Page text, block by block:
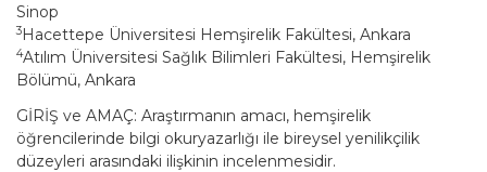
Sinop
3Hacettepe Üniversitesi Hemşirelik Fakültesi, Ankara
4Atılım Üniversitesi Sağlık Bilimleri Fakültesi, Hemşirelik
Bölümü, Ankara
GİRİŞ ve AMAÇ: Araştırmanın amacı, hemşirelik
öğrencilerinde bilgi okuryazarlığı ile bireysel yenilikçilik
düzeyleri arasındaki ilişkinin incelenmesidir.